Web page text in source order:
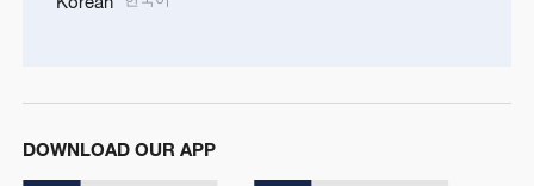
DOWNLOAD OUR APP